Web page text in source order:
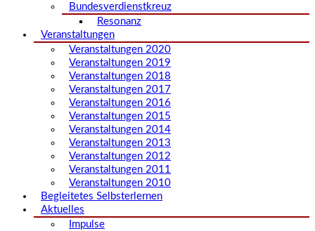
Bundesverdienstkreuz
Resonanz
Veranstaltungen
Veranstaltungen 2020
Veranstaltungen 2019
Veranstaltungen 2018
Veranstaltungen 2017
Veranstaltungen 2016
Veranstaltungen 2015
Veranstaltungen 2014
Veranstaltungen 2013
Veranstaltungen 2012
Veranstaltungen 2011
Veranstaltungen 2010
Begleitetes Selbsterlernen
Aktuelles
Impulse